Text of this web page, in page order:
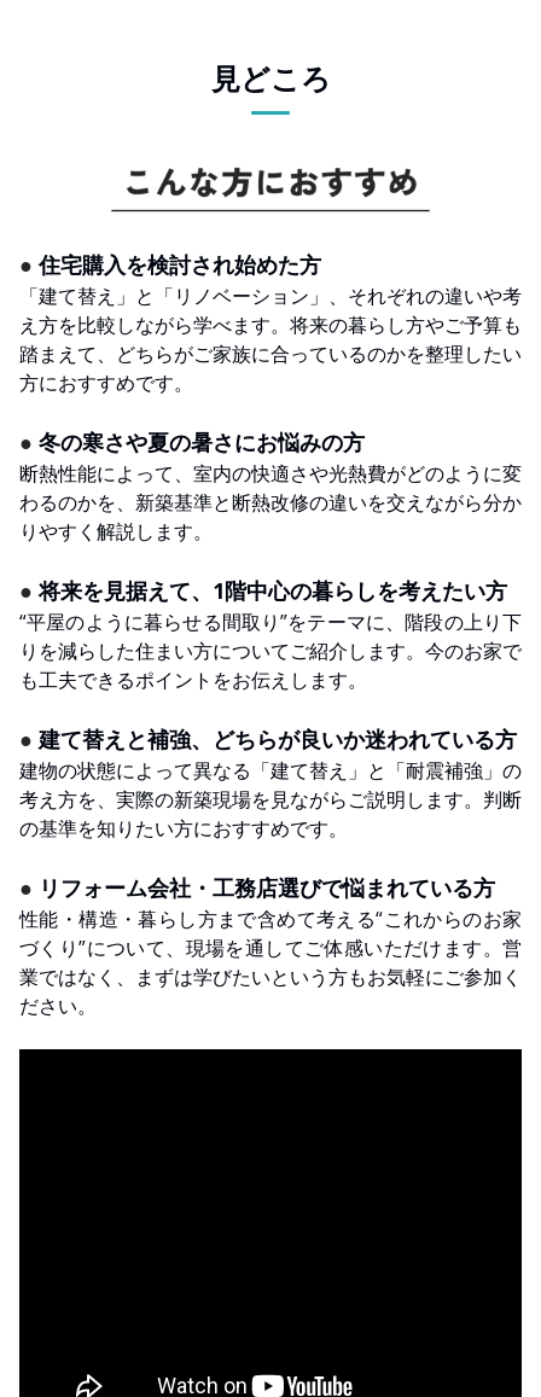
見どころ
● 住宅購入を検討され始めた方
「建て替え」と「リノベーション」、それぞれの違いや考
え方を比較しながら学べます。将来の暮らし方やご予算も
踏まえて、どちらがご家族に合っているのかを整理したい
方におすすめです。
● 冬の寒さや夏の暑さにお悩みの方
断熱性能によって、室内の快適さや光熱費がどのように変
わるのかを、新築基準と断熱改修の違いを交えながら分か
りやすく解説します。
● 将来を見据えて、1階中心の暮らしを考えたい方
“平屋のように暮らせる間取り”をテーマに、階段の上り下
りを減らした住まい方についてご紹介します。今のお家で
も工夫できるポイントをお伝えします。
● 建て替えと補強、どちらが良いか迷われている方
建物の状態によって異なる「建て替え」と「耐震補強」の
考え方を、実際の新築現場を見ながらご説明します。判断
の基準を知りたい方におすすめです。
● リフォーム会社・工務店選びで悩まれている方
性能・構造・暮らし方まで含めて考える“これからのお家
づくり”について、現場を通してご体感いただけます。営
業ではなく、まずは学びたいという方もお気軽にご参加く
ださい。